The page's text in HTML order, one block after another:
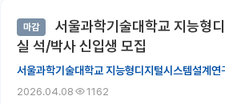
대학원생 모집 홈
기관별 모집 정보
연구실별 모집 정보
마감
서울과학기술대학교 지능형
실 석/박사 신입생 모집
서울과학기술대학교 지능형디지털시스템설계연
2026.04.08 1162